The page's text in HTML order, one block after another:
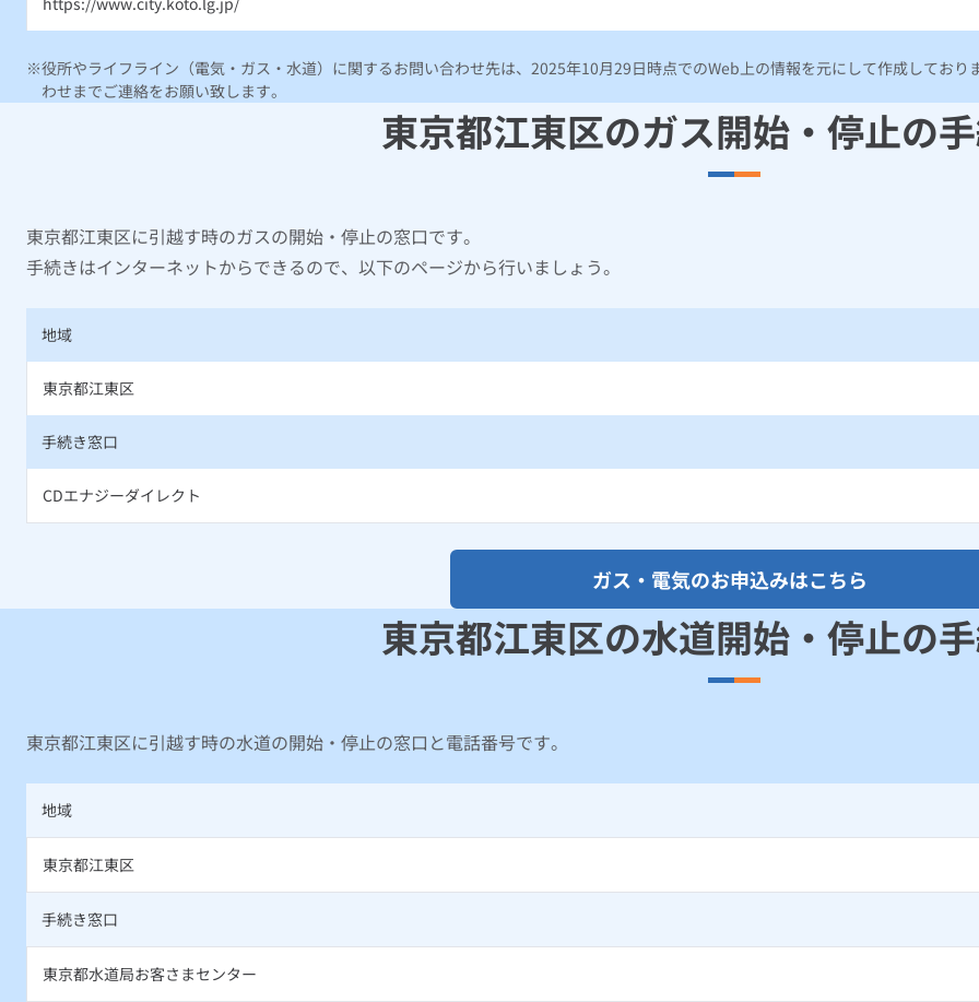
役所やライフライン（電気・ガス・水道）に関するお問い合わせ先は、2025年10月29日時点でのWeb上の情報を元にして作成してお
わせまでご連絡をお願い致します。
東京都江東区のガス開始・停止の
東京都江東区に引越す時のガスの開始・停止の窓口です。
手続きはインターネットからできるので、以下のページから行いましょう。
地域
東京都江東区
手続き窓口
CDエナジーダイレクト
ガス・電気のお申込みはこちら
東京都江東区の水道開始・停止の
東京都江東区に引越す時の水道の開始・停止の窓口と電話番号です。
地域
東京都江東区
手続き窓口
東京都水道局お客さまセンター